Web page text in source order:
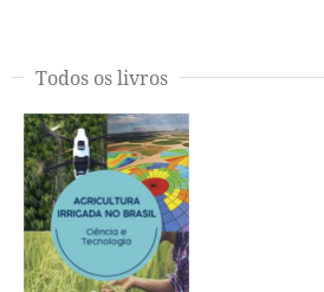
Todos os livros